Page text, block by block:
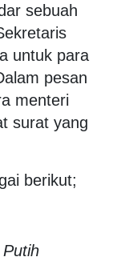
sebuah
untuk para
pesan
menteri
surat yang
berikut;